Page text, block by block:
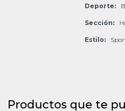
Deporte
Sección
Estilo
Productos que te